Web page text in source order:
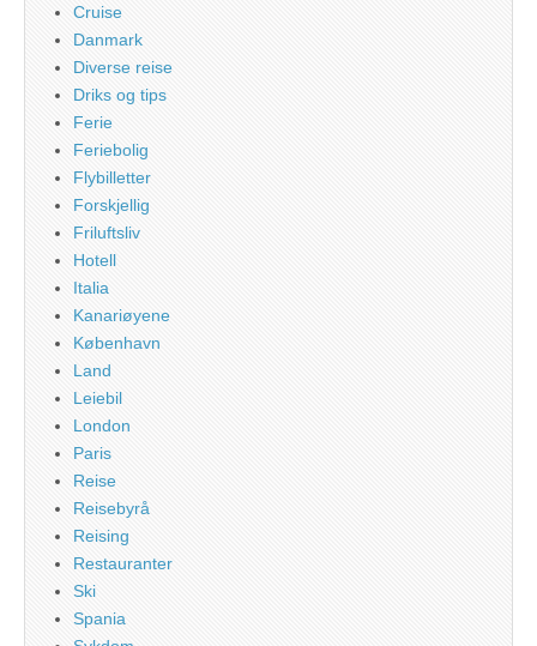
Cruise
Danmark
Diverse reise
Driks og tips
Ferie
Feriebolig
Flybilletter
Forskjellig
Friluftsliv
Hotell
Italia
Kanariøyene
København
Land
Leiebil
London
Paris
Reise
Reisebyrå
Reising
Restauranter
Ski
Spania